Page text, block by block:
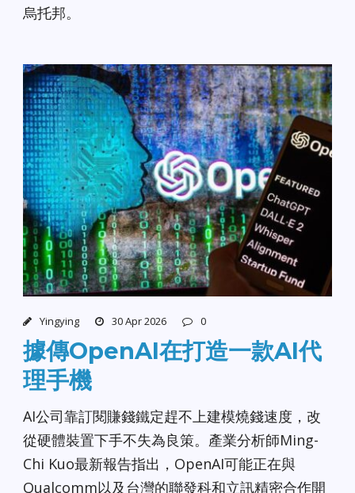
烏托邦。
Yingying 30 Apr 2026 0
據傳OpenAI在打造一款AI代
理手機
AI公司靠訂閱賺錢鐵定趕不上建模燒錢速度，改
從硬體裝置下手不失為良策。產業分析師Ming-
Chi Kuo最新報告指出，OpenAI可能正在與
Qualcomm以及台灣的聯發科和立訊精密合作開